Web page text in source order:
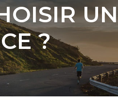
?